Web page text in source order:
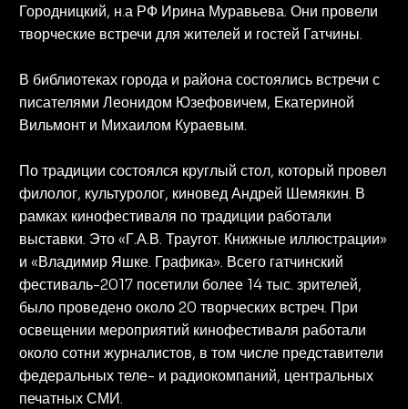
Городницкий, н.а РФ Ирина Муравьева. Они провели
творческие встречи для жителей и гостей Гатчины.
В библиотеках города и района состоялись встречи с
писателями Леонидом Юзефовичем, Екатериной
Вильмонт и Михаилом Кураевым.
По традиции состоялся круглый стол, который провел
филолог, культуролог, киновед Андрей Шемякин. В
рамках кинофестиваля по традиции работали
выставки. Это «Г.А.В. Траугот. Книжные иллюстрации»
и «Владимир Яшке. Графика». Всего гатчинский
фестиваль-2017 посетили более 14 тыс. зрителей,
было проведено около 20 творческих встреч. При
освещении мероприятий кинофестиваля работали
около сотни журналистов, в том числе представители
федеральных теле- и радиокомпаний, центральных
печатных СМИ.